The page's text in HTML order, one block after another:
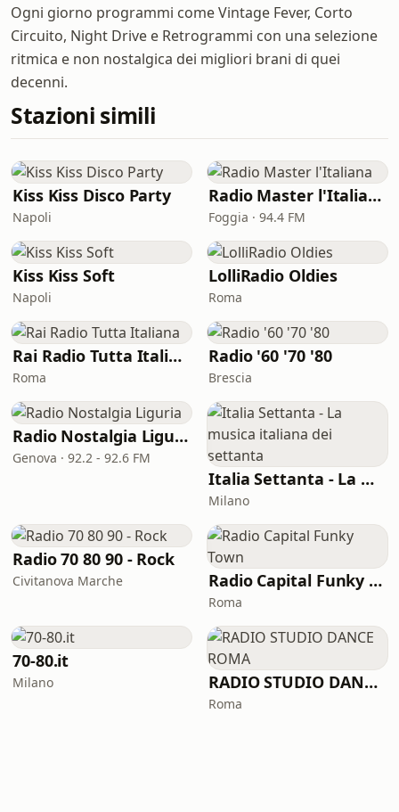
Ogni giorno programmi come Vintage Fever, Corto
Circuito, Night Drive e Retrogrammi con una selezione
ritmica e non nostalgica dei migliori brani di quei
decenni.
Stazioni simili
Kiss Kiss Disco Party
Napoli
Radio Master l'Italiana
Foggia · 94.4 FM
Kiss Kiss Soft
Napoli
LolliRadio Oldies
Roma
Rai Radio Tutta Italiana
Roma
Radio '60 '70 '80
Brescia
Radio Nostalgia Liguria
Genova · 92.2 - 92.6 FM
Italia Settanta - La musica italiana dei settanta
Milano
Radio 70 80 90 - Rock
Civitanova Marche Radio Capital Funky Town
Roma
70-80.it
Milano RADIO STUDIO DANCE ROMA
Roma